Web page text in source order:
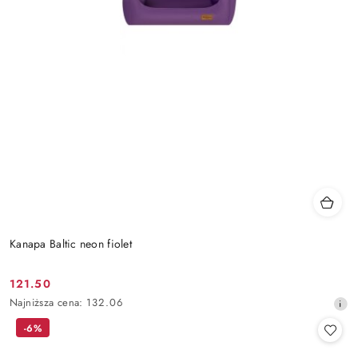
Kanapa Baltic neon fiolet
Cena
promocyjna:
121.50
Najniższa
cena
Najniższa cena: 132.06
-6%